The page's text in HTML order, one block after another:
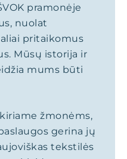
pramonėje
nuolat
pritaikomus
Mūsų istorija ir
mums būti
žmonėms,
gerina jų
tekstilės